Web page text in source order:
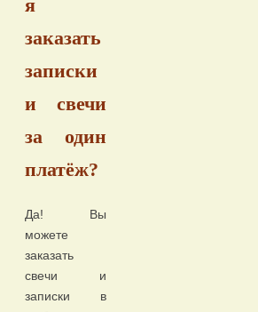
я
заказать
записки
и свечи
за один
платёж?
Да! Вы
можете
заказать
свечи и
записки в